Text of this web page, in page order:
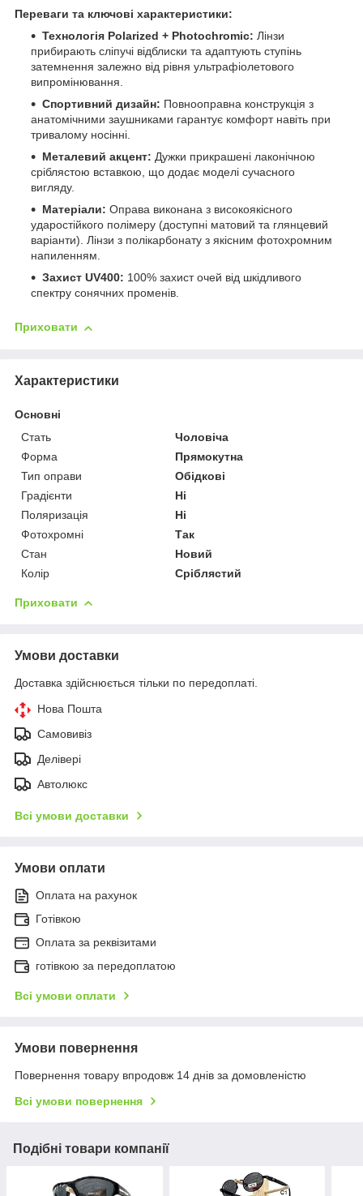
Переваги та ключові характеристики:
Технологія Polarized + Photochromic: Лінзи
прибирають сліпучі відблиски та адаптують ступінь
затемнення залежно від рівня ультрафіолетового
випромінювання.
Спортивний дизайн: Повнооправна конструкція з
анатомічними заушниками гарантує комфорт навіть при
тривалому носінні.
Металевий акцент: Дужки прикрашені лаконічною
сріблястою вставкою, що додає моделі сучасного
вигляду.
Матеріали: Оправа виконана з високоякісного
ударостійкого полімеру (доступні матовий та глянцевий
варіанти). Лінзи з полікарбонату з якісним фотохромним
напиленням.
Захист UV400: 100% захист очей від шкідливого
спектру сонячних променів.
Приховати
Характеристики
Основні
Стать
Чоловіча
Форма
Прямокутна
Тип оправи
Обідкові
Градієнти
Ні
Поляризація
Ні
Фотохромні
Так
Стан
Новий
Колір
Сріблястий
Приховати
Умови доставки
Доставка здійснюється тільки по передоплаті.
Нова Пошта
Самовивіз
Делівері
Автолюкс
Всі умови доставки
Умови оплати
Оплата на рахунок
Готівкою
Оплата за реквізитами
готівкою за передоплатою
Всі умови оплати
Умови повернення
Повернення товару впродовж 14 днів за домовленістю
Всі умови повернення
Подібні товари компанії